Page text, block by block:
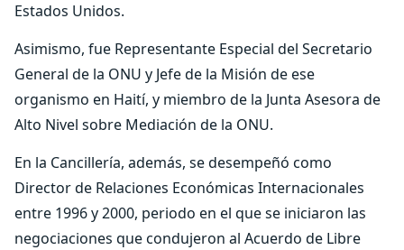
Estados Unidos.
Asimismo, fue Representante Especial del Secretario
General de la ONU y Jefe de la Misión de ese
organismo en Haití, y miembro de la Junta Asesora de
Alto Nivel sobre Mediación de la ONU.
En la Cancillería, además, se desempeñó como
Director de Relaciones Económicas Internacionales
entre 1996 y 2000, periodo en el que se iniciaron las
negociaciones que condujeron al Acuerdo de Libre